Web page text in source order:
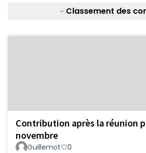
Classement des
Contribution après la réunion
novembre
Guillemot 0